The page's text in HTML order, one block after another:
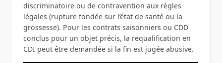
discriminatoire ou de contravention aux règles
légales (rupture fondée sur l’état de santé ou la
grossesse). Pour les contrats saisonniers ou CDD
conclus pour un objet précis, la requalification en
CDI peut être demandée si la fin est jugée abusive.